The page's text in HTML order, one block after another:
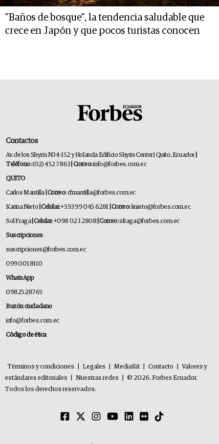
"Baños de bosque", la tendencia saludable que
crece en Japón y que pocos turistas conocen
Contactos
Av. de los Shyris N34-152 y Holanda Edificio Shyris Center | Quito, Ecuador
Teléfono:(02) 452 7863 | Correo:info@forbes.com.ec
QUITO
Carlos Mantilla | Correo:cfmantilla@forbes.com.ec
Karina Nieto | Celular:+593 99 045 6281 | Correo:knieto@forbes.com.ec
Sol Fraga| Celular:+098 023 2808 | Correo:sfraga@forbes.com.ec
Suscripciones
suscripciones@forbes.com.ec
099 001 8110
WhatsApp
0982528765
Buzón ciudadano
info@forbes.com.ec
Código de ética
Términos y condiciones Legales MediaKit Contacto
Valores y
estándares editoriales
Nuestras redes
© 2026. Forbes Ecuador.
Todos los derechos reservados.